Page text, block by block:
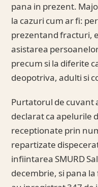
pana in prezent.
la cazuri cum ar fi:
prezentand fracturi,
asistarea
precum si la diferite
deopotriva, adulti si
Purtatorul de cuvant
declarat ca apelurile
receptionate prin
repartizate
infiintarea SMURD
decembrie, si pana